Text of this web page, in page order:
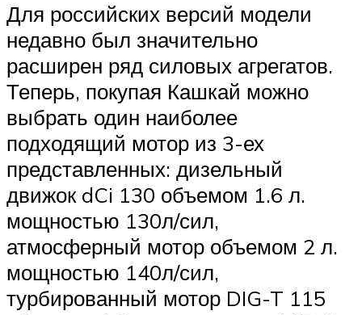
Для российских версий модели
недавно был значительно
расширен ряд силовых агрегатов.
Теперь, покупая Кашкай можно
выбрать один наиболее
подходящий мотор из 3-ех
представленных: дизельный
движок dCi 130 объемом 1.6 л.
мощностью 130л/сил,
атмосферный мотор объемом 2 л.
мощностью 140л/сил,
турбированный мотор DIG-T 115